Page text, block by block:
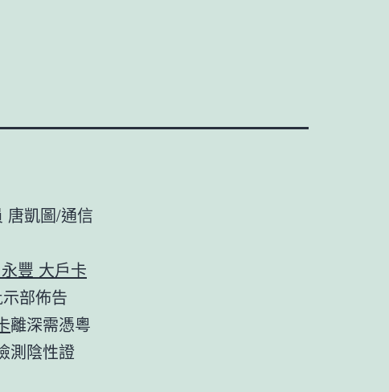
唐凱圖/通信
豐 大戶卡
部佈告
離深需憑粵
測陰性證